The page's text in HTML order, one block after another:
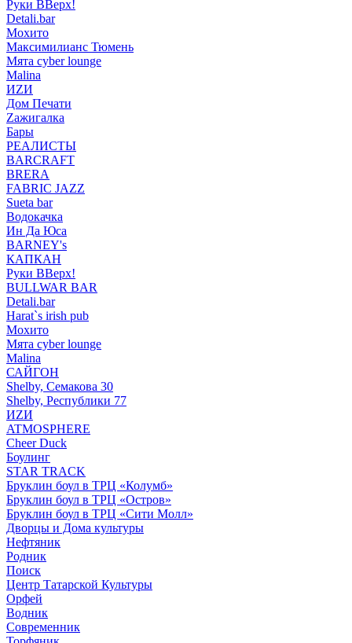
Руки ВВерх!
Detali.bar
Мохито
Максимилианс Тюмень
Мята cyber lounge
Malina
ИZИ
Дом Печати
Zажигалка
Бары
РЕАЛИСТЫ
BARCRAFT
BRERA
FABRIC JAZZ
Sueta bar
Водокачка
Ин Да Юса
BARNEY's
КАПКАН
Руки ВВерх!
BULLWAR BAR
Detali.bar
Harat`s irish pub
Мохито
Мята cyber lounge
Malina
САЙГОН
Shelby, Семакова 30
Shelby, Республики 77
ИZИ
ATMOSPHERE
Cheer Duck
Боулинг
STAR TRACK
Бруклин боул в ТРЦ «Колумб»
Бруклин боул в ТРЦ «Остров»
Бруклин боул в ТРЦ «Сити Молл»
Дворцы и Дома культуры
Нефтяник
Родник
Поиск
Центр Татарской Культуры
Орфей
Водник
Современник